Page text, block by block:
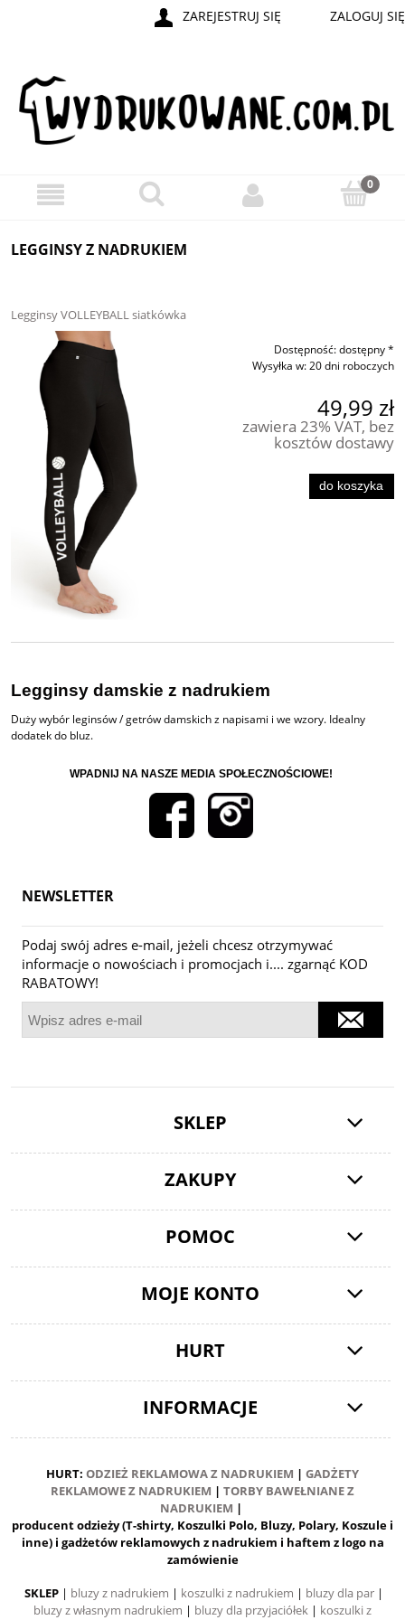
ZAREJESTRUJ SIĘ ZALOGUJ SIĘ
LEGGINSY Z NADRUKIEM
Legginsy VOLLEYBALL siatkówka
Dostępność:dostępny *
Wysyłka w:20 dni roboczych
49,99 zł
zawiera 23% VAT, bez
kosztów dostawy
do koszyka
Legginsy damskie z nadrukiem
Duży wybór leginsów / getrów damskich z napisami i we wzory. Idealny
dodatek do bluz.
WPADNIJ NA NASZE MEDIA SPOŁECZNOŚCIOWE!
NEWSLETTER
Podaj swój adres e-mail, jeżeli chcesz otrzymywać
informacje o nowościach i promocjach i.... zgarnąć KOD
RABATOWY!
SKLEP
ZAKUPY
POMOC
MOJE KONTO
HURT
INFORMACJE
HURT: ODZIEŻ REKLAMOWA Z NADRUKIEM | GADŻETY
REKLAMOWE Z NADRUKIEM | TORBY BAWEŁNIANE Z
NADRUKIEM |
producent odzieży (T-shirty, Koszulki Polo, Bluzy, Polary, Koszule i
inne) i gadżetów reklamowych z nadrukiem i haftem z logo na
zamówienie
SKLEP | bluzy z nadrukiem | koszulki z nadrukiem | bluzy dla par |
bluzy z własnym nadrukiem | bluzy dla przyjaciółek | koszulki z